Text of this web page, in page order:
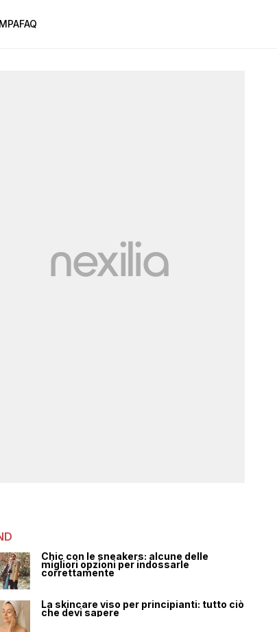
FAQ
Chic con le sneakers: alcune delle
migliori opzioni per indossarle
correttamente
La skincare viso per principianti: tutto ciò
che devi sapere